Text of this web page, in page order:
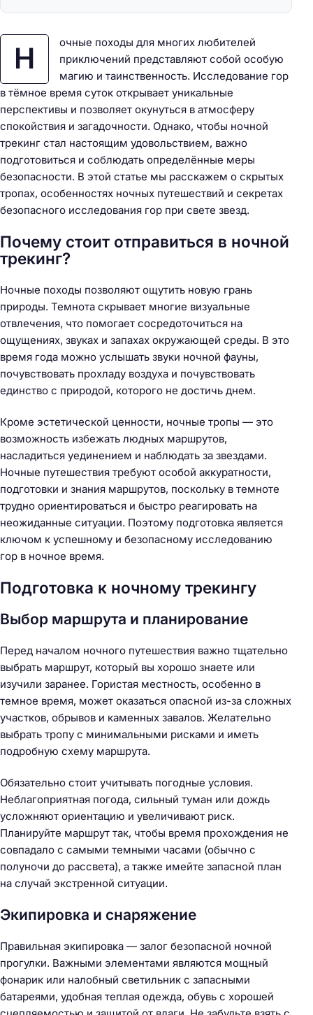
Н
очные походы для многих любителей
приключений представляют собой особую
магию и таинственность. Исследование гор
в тёмное время суток открывает уникальные
перспективы и позволяет окунуться в атмосферу
спокойствия и загадочности. Однако, чтобы ночной
трекинг стал настоящим удовольствием, важно
подготовиться и соблюдать определённые меры
безопасности. В этой статье мы расскажем о скрытых
тропах, особенностях ночных путешествий и секретах
безопасного исследования гор при свете звезд.
Почему стоит отправиться в ночной
трекинг?
Ночные походы позволяют ощутить новую грань
природы. Темнота скрывает многие визуальные
отвлечения, что помогает сосредоточиться на
ощущениях, звуках и запахах окружающей среды. В это
время года можно услышать звуки ночной фауны,
почувствовать прохладу воздуха и почувствовать
единство с природой, которого не достичь днем.
Кроме эстетической ценности, ночные тропы — это
возможность избежать людных маршрутов,
насладиться уединением и наблюдать за звездами.
Ночные путешествия требуют особой аккуратности,
подготовки и знания маршрутов, поскольку в темноте
трудно ориентироваться и быстро реагировать на
неожиданные ситуации. Поэтому подготовка является
ключом к успешному и безопасному исследованию
гор в ночное время.
Подготовка к ночному трекингу
Выбор маршрута и планирование
Перед началом ночного путешествия важно тщательно
выбрать маршрут, который вы хорошо знаете или
изучили заранее. Гористая местность, особенно в
темное время, может оказаться опасной из-за сложных
участков, обрывов и каменных завалов. Желательно
выбрать тропу с минимальными рисками и иметь
подробную схему маршрута.
Обязательно стоит учитывать погодные условия.
Неблагоприятная погода, сильный туман или дождь
усложняют ориентацию и увеличивают риск.
Планируйте маршрут так, чтобы время прохождения не
совпадало с самыми темными часами (обычно с
полуночи до рассвета), а также имейте запасной план
на случай экстренной ситуации.
Экипировка и снаряжение
Правильная экипировка — залог безопасной ночной
прогулки. Важными элементами являются мощный
фонарик или налобный светильник с запасными
батареями, удобная теплая одежда, обувь с хорошей